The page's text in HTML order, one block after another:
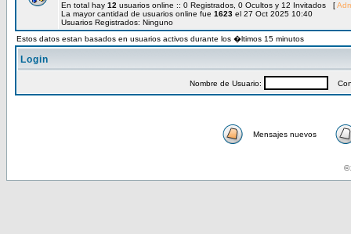
En total hay 12 usuarios online :: 0 Registrados, 0 Ocultos y 12 Invitados [
La mayor cantidad de usuarios online fue 1623 el 27 Oct 2025 10:40
Usuarios Registrados: Ninguno
Estos datos estan basados en usuarios activos durante los �ltimos 15 minutos
Login
Nombre de Usuario:
Mensajes nuevos
©